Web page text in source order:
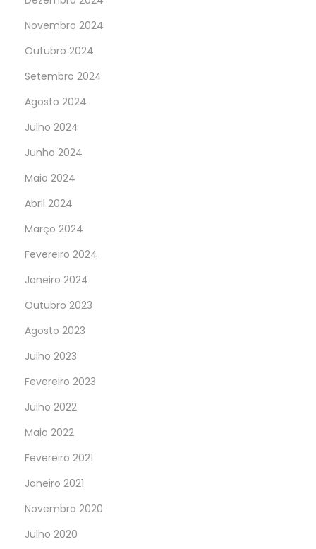
Novembro 2024
Outubro 2024
Setembro 2024
Agosto 2024
Julho 2024
Junho 2024
Maio 2024
Abril 2024
Março 2024
Fevereiro 2024
Janeiro 2024
Outubro 2023
Agosto 2023
Julho 2023
Fevereiro 2023
Julho 2022
Maio 2022
Fevereiro 2021
Janeiro 2021
Novembro 2020
Julho 2020